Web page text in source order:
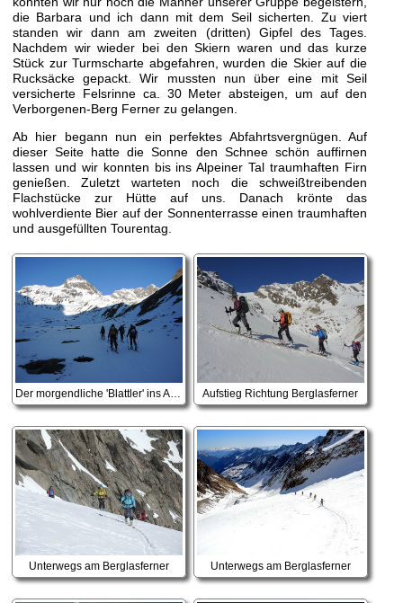
die Barbara und ich dann mit dem Seil sicherten. Zu viert
standen wir dann am zweiten (dritten) Gipfel des Tages.
Nachdem wir wieder bei den Skiern waren und das kurze
Stück zur Turmscharte abgefahren, wurden die Skier auf die
Rucksäcke gepackt. Wir mussten nun über eine mit Seil
versicherte Felsrinne ca. 30 Meter absteigen, um auf den
Verborgenen-Berg Ferner zu gelangen.
Ab hier begann nun ein perfektes Abfahrtsvergnügen. Auf
dieser Seite hatte die Sonne den Schnee schön auffirnen
lassen und wir konnten bis ins Alpeiner Tal traumhaften Firn
genießen. Zuletzt warteten noch die schweißtreibenden
Flachstücke zur Hütte auf uns. Danach krönte das
wohlverdiente Bier auf der Sonnenterrasse einen traumhaften
und ausgefüllten Tourentag.
Der morgendliche 'Blattler' ins Alpeiner Tal Aufstieg Richtung Berglasferner
Unterwegs am Berglasferner Unterwegs am Berglasferner